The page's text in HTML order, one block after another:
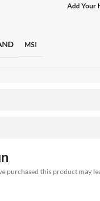
Add Your
MSI
purchased this product may